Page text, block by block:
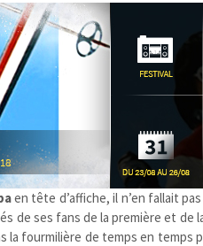
en tête d’affiche, il n’en fallait
de ses fans de la première et de
la fourmilière de temps en temps